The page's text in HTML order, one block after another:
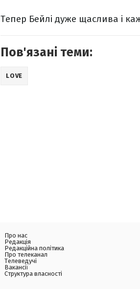
Тепер Бейлі дуже щаслива і
Пов'язані теми:
LOVE
Про нас
Редакція
Редакційна політика
Про телеканал
Телеведучі
Вакансії
Структура власності